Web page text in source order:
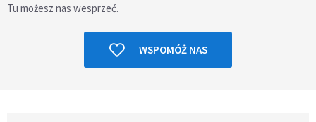
Tu możesz nas wesprzeć.
WSPOMÓŻ NAS